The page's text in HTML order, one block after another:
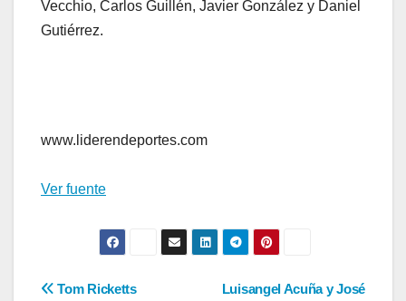
Vecchio, Carlos Guillén, Javier González y Daniel
Gutiérrez.
www.liderendeportes.com
Ver fuente
Luisangel Acuña y José
Tom Ricketts